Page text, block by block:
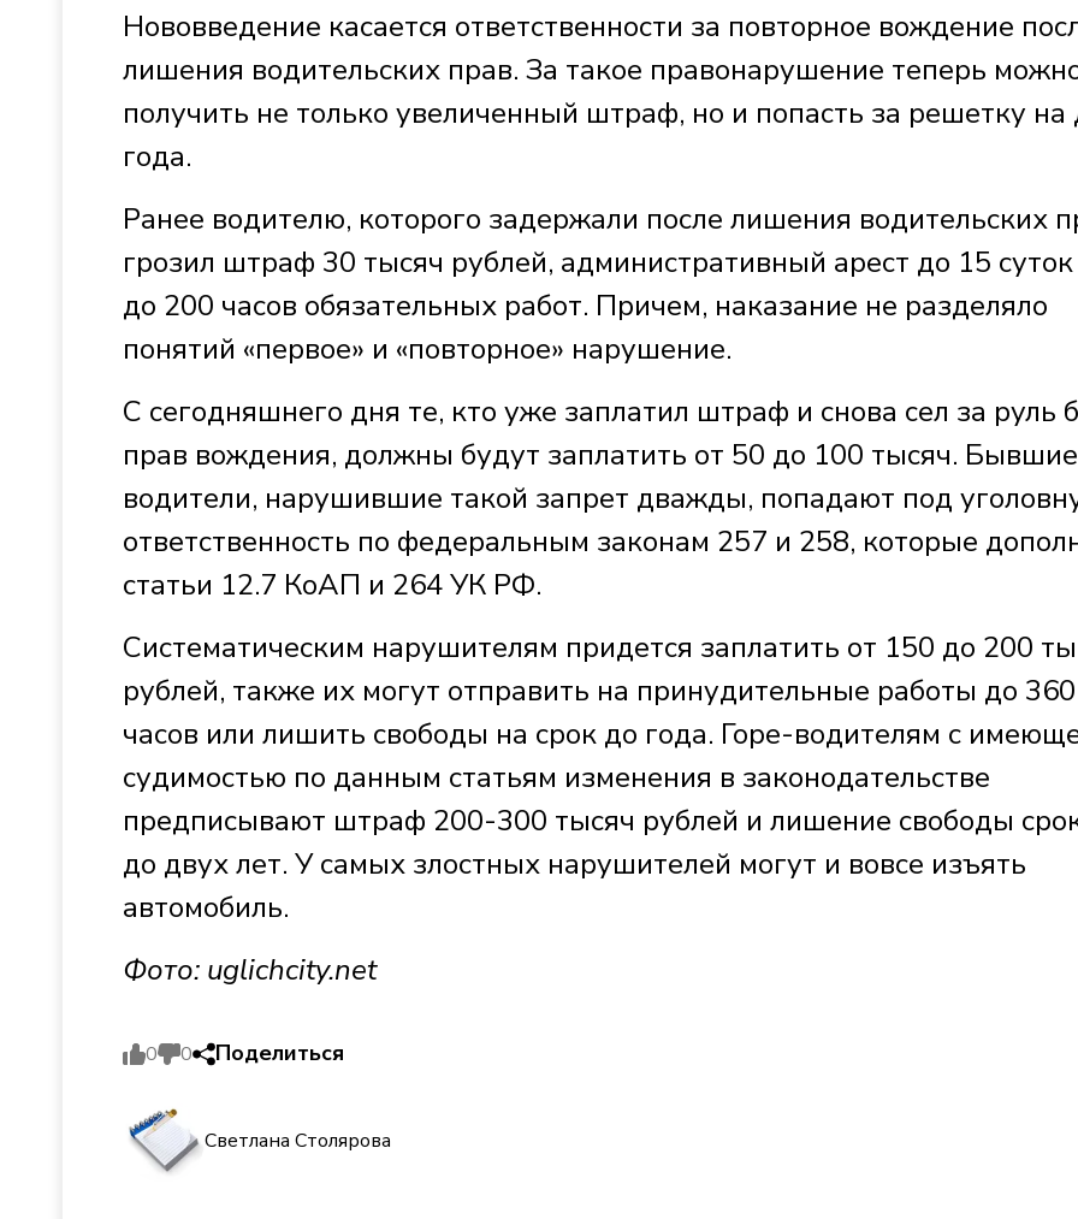
Нововведение касается ответственности за повторное вождение
лишения водительских прав. За такое правонарушение теперь
получить не только увеличенный штраф, но и попасть за решетку на
года.
Ранее водителю, которого задержали после лишения водительских
грозил штраф 30 тысяч рублей, административный арест до 15
до 200 часов обязательных работ. Причем, наказание не разделяло
понятий «первое» и «повторное» нарушение.
С сегодняшнего дня те, кто уже заплатил штраф и снова сел за руль
прав вождения, должны будут заплатить от 50 до 100 тысяч. Бывшие
водители, нарушившие такой запрет дважды, попадают под
ответственность по федеральным законам 257 и 258, которые
статьи 12.7 КоАП и 264 УК РФ.
Систематическим нарушителям придется заплатить от 150 до 200
рублей, также их могут отправить на принудительные работы до 360
часов или лишить свободы на срок до года. Горе-водителям с
судимостью по данным статьям изменения в законодательстве
предписывают штраф 200-300 тысяч рублей и лишение свободы
до двух лет. У самых злостных нарушителей могут и вовсе изъять
автомобиль.
Фото: uglichcity.net
0 0 Поделиться
Светлана Столярова